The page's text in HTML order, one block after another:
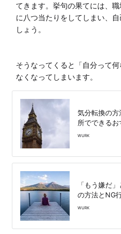
てきます。挙句の果てには、
に八つ当たりをしてしまい、
しょう。
そうなってくると「自分って
なくなってしまいます。
気分転換の
所でできるお
WURK
「もう嫌だ
の方法とNG
WURK